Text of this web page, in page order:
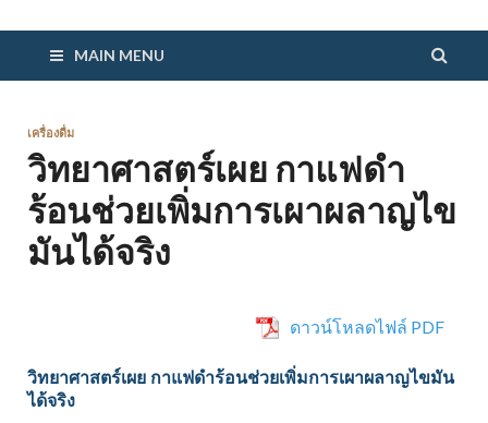
MAIN MENU
เครื่องดื่ม
วิทยาศาสตร์เผย กาแฟดำ
ร้อนช่วยเพิ่มการเผาผลาญไข
มันได้จริง
ดาวน์โหลดไฟล์ PDF
วิทยาศาสตร์เผย กาแฟดำร้อนช่วยเพิ่มการเผาผลาญไขมัน
ได้จริง